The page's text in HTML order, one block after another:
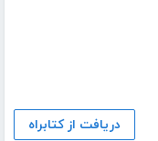
دریافت از کتابراه